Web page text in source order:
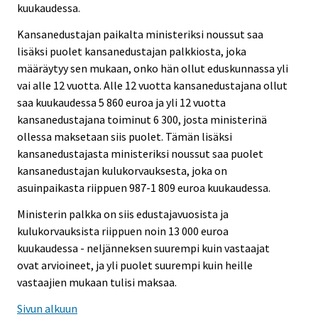
kuukaudessa.
Kansanedustajan paikalta ministeriksi noussut saa
lisäksi puolet kansanedustajan palkkiosta, joka
määräytyy sen mukaan, onko hän ollut eduskunnassa yli
vai alle 12 vuotta. Alle 12 vuotta kansanedustajana ollut
saa kuukaudessa 5 860 euroa ja yli 12 vuotta
kansanedustajana toiminut 6 300, josta ministerinä
ollessa maksetaan siis puolet. Tämän lisäksi
kansanedustajasta ministeriksi noussut saa puolet
kansanedustajan kulukorvauksesta, joka on
asuinpaikasta riippuen 987-1 809 euroa kuukaudessa.
Ministerin palkka on siis edustajavuosista ja
kulukorvauksista riippuen noin 13 000 euroa
kuukaudessa - neljänneksen suurempi kuin vastaajat
ovat arvioineet, ja yli puolet suurempi kuin heille
vastaajien mukaan tulisi maksaa.
Sivun alkuun